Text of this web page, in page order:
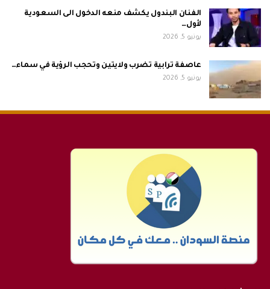
الفنان البندول يكشف منعه الدخول الى السعودية
لأول…
يونيو 5, 2026
عاصفة ترابية تضرب ولايتين وتحجب الرؤية في سماء…
يونيو 5, 2026